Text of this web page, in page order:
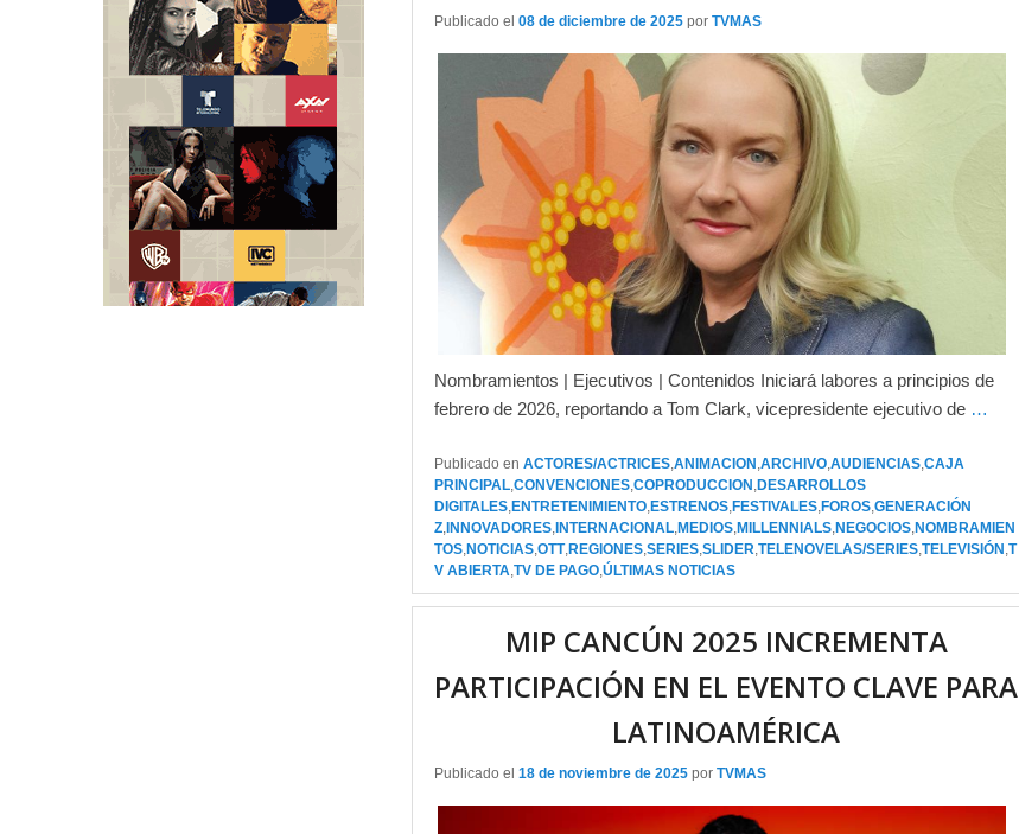
Publicado el 08 de diciembre de 2025 por TVMAS
Nombramientos | Ejecutivos | Contenidos Iniciará labores a principios de
febrero de 2026, reportando a Tom Clark, vicepresidente ejecutivo de …
Publicado en ACTORES/ACTRICES ANIMACION ARCHIVO AUDIENCIAS CAJA
PRINCIPAL CONVENCIONES COPRODUCCION DESARROLLOS
DIGITALES ENTRETENIMIENTO ESTRENOS FESTIVALES FOROS GENERACIÓN
Z INNOVADORES INTERNACIONAL MEDIOS MILLENNIALS NEGOCIOS NOMBRAMIEN
TOS NOTICIAS OTT,REGIONES SERIES SLIDER TELENOVELAS/SERIES TELEVISIÓN T
V ABIERTA TV DE PAGO ÚLTIMAS NOTICIAS
MIP CANCÚN 2025 INCREMENTA
PARTICIPACIÓN EN EL EVENTO CLAVE PARA
LATINOAMÉRICA
Publicado el 18 de noviembre de 2025 por TVMAS